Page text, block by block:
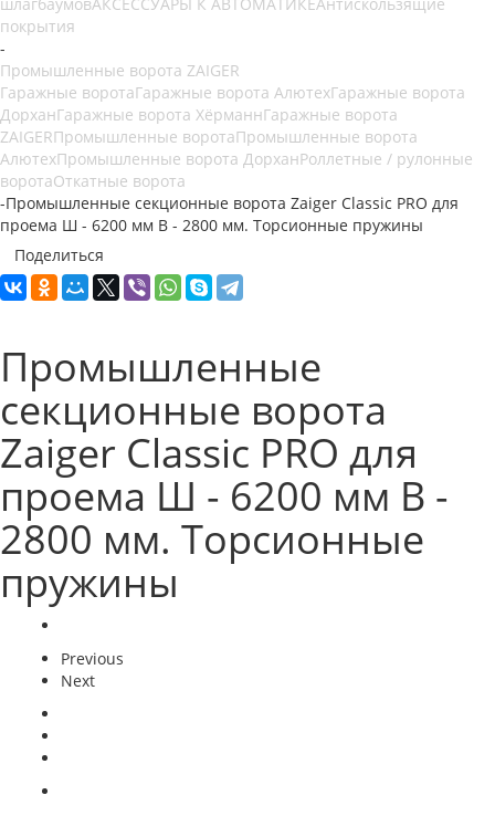
покрытия
-
Промышленные ворота ZAIGER
Гаражные воротаГаражные ворота АлютехГаражные ворота
ДорханГаражные ворота ХёрманнГаражные ворота
ZAIGERПромышленные воротаПромышленные ворота
АлютехПромышленные ворота ДорханРоллетные / рулонные
воротаОткатные ворота
-Промышленные секционные ворота Zaiger Classic PRO для
проема Ш - 6200 мм В - 2800 мм. Торсионные пружины
Поделиться
Промышленные
секционные ворота
Zaiger Classic PRO для
проема Ш - 6200 мм В -
2800 мм. Торсионные
пружины
Previous
Next